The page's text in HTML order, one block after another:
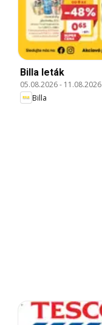
Billa leták
05.08.2026- 11.08.2026
Billa